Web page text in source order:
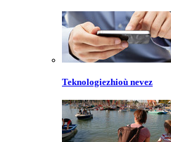
Teknologiezhioù nevez